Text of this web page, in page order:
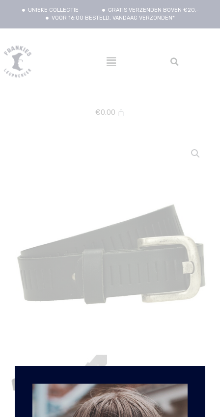
UNIEKE COLLECTIE
GRATIS VERZENDEN BOVEN €20,-
VOOR 16:00 BESTELD, VANDAAG VERZONDEN*
€0.00